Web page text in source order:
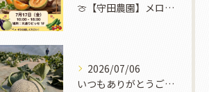
🍈【守田農園】メロンと野菜の直売イベント開催！✨🌽
2026/07/06
いつもありがとうございます！